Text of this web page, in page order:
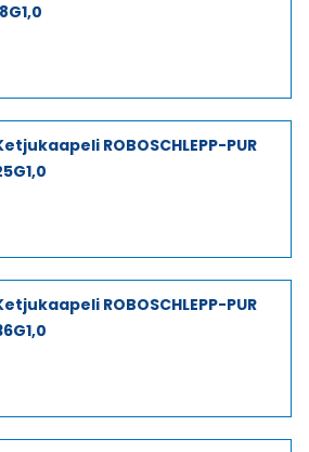
ROBOSCHLEPP-PUR
ROBOSCHLEPP-PUR